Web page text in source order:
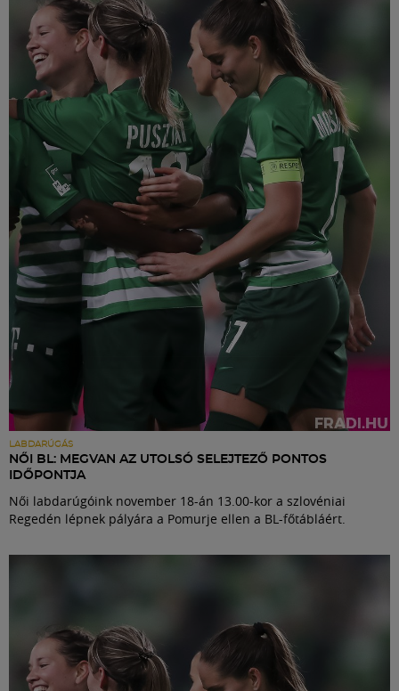
LABDARÚGÁS
NŐI BL: MEGVAN AZ UTOLSÓ SELEJTEZŐ PONTOS
IDŐPONTJA
Női labdarúgóink november 18-án 13.00-kor a szlovéniai
Regedén lépnek pályára a Pomurje ellen a BL-főtábláért.